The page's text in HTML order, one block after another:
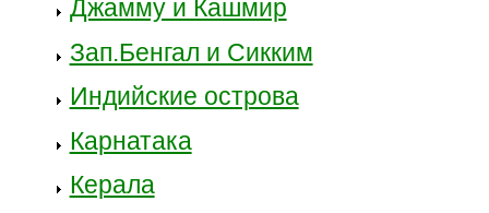
Джамму и Кашмир
Зап.Бенгал и Сикким
Индийские острова
Карнатака
Керала